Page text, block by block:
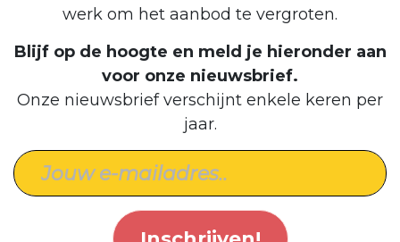
werk om het aanbod te vergroten.
Blijf op de hoogte en meld je hieronder aan
voor onze nieuwsbrief.
Onze nieuwsbrief verschijnt enkele keren per
jaar.